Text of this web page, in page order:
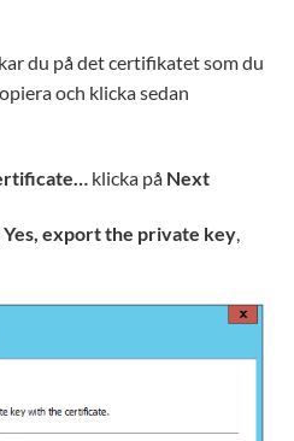
du på det certifikatet som du
och klicka sedan
klicka på Next
, export the private key